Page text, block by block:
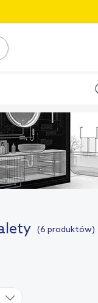
(6 produktów)